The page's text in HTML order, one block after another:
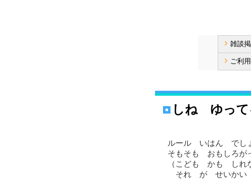
雑談
ご利
しね ゆっ
ルール いはん でし
そもそも おもしろが
（こども かも しれ
それ が せいかい